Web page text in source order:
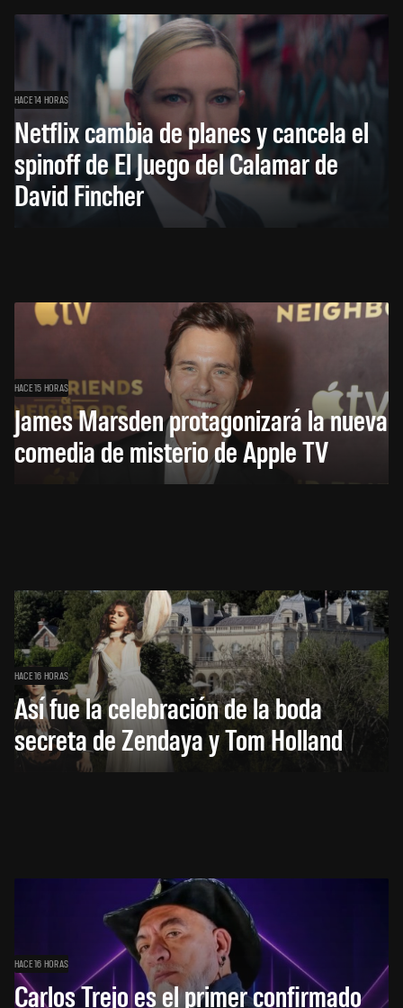
HACE 14 HORAS
Netflix cambia de planes y cancela el
spinoff de El Juego del Calamar de
David Fincher
HACE 15 HORAS
James Marsden protagonizará la nueva
comedia de misterio de Apple TV
HACE 16 HORAS
Así fue la celebración de la boda
secreta de Zendaya y Tom Holland
HACE 16 HORAS
Carlos Trejo es el primer confirmado